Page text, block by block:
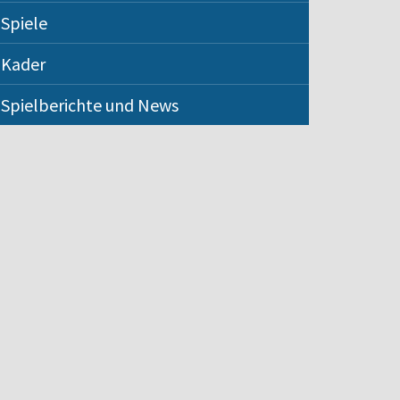
Spiele
Kader
Spielberichte und News